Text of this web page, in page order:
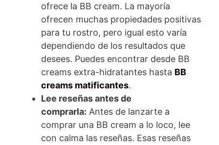
ofrece la BB cream. La mayoría
ofrecen muchas propiedades positivas
para tu rostro, pero igual esto varía
dependiendo de los resultados que
desees. Puedes encontrar desde BB
creams extra-hidratantes hasta BB
creams matificantes.
Lee reseñas antes de
comprarla: Antes de lanzarte a
comprar una BB cream a lo loco, lee
con calma las reseñas. Esas reseñas